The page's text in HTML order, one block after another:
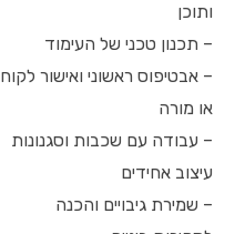
ותוכן
– תכנון טכני של העימוד
– אבטיפוס ראשוני ואישור לקוח
או מורה
– עבודה עם שכבות וסגנונות
עיצוב אחידים
– שמירת גיבויים והכנה